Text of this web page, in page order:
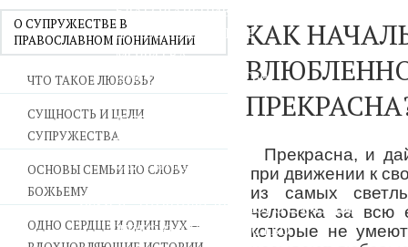
БЛАГОДАРЕНИЕ
ДУХОВНОЕ ЧТЕНИЕ
МОЛИТВА
ИИСУСОВА МОЛИТВА
ПОСТ
ДУХОВНИЧЕСТВО И СТАРЧЕСТВО
ВОЙНА СО СТРАСТЯМИ
СВЯТЫНИ В ДОМЕ
СЕМЬЯ - ПОЛНОТА ЗЕМНОГО СЧАСТЬЯ
ЛЮБОВЬ СУПРУЖЕСТВО
О СУПРУЖЕСТВЕ В
ПРАВОСЛАВНОМ ПОНИМАНИИ
ЧТО ТАКОЕ ЛЮБОВЬ?
СУЩНОСТЬ И ЦЕЛИ
СУПРУЖЕСТВА
ОСНОВЫ СЕМЬИ ПО СЛОВУ
БОЖЬЕМУ
ОДНО СЕРДЦЕ И ОДИН ДУХ —
КАК
Прекрасна, и
при движении к
из самых
человека за всю
которые не